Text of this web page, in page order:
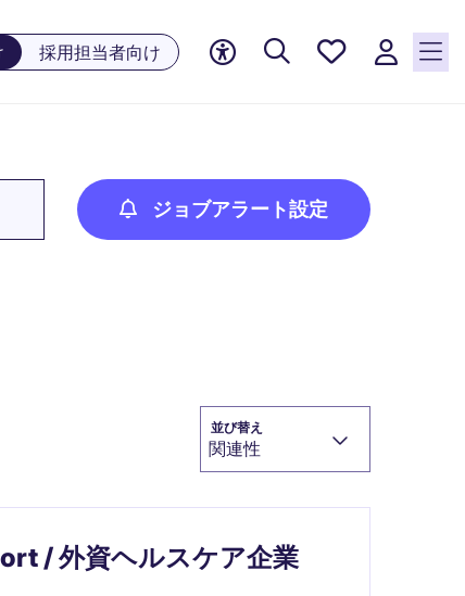
採用担当者向け
お気に
リスト
に保存
されて
ジョブアラート設定
並び替え
関連性
/ 外資ヘルスケア企業